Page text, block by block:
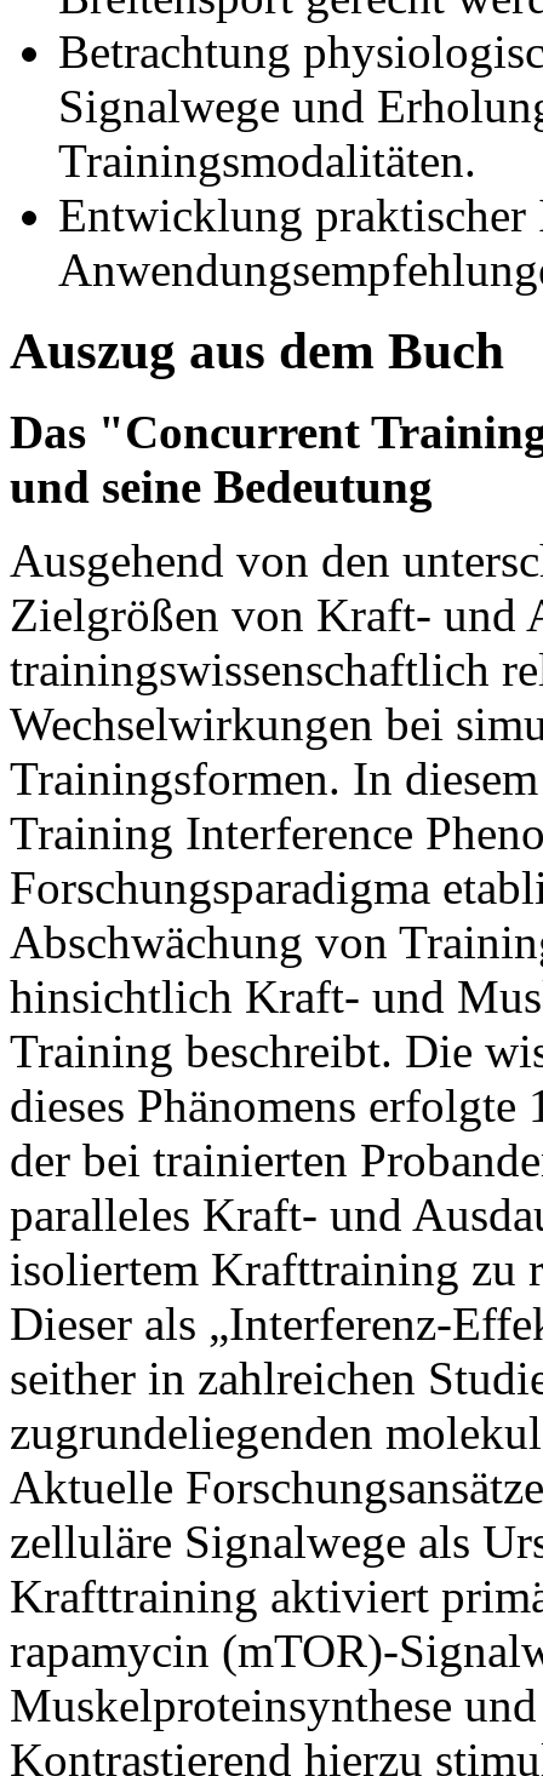
Betrachtung
Signalwege und
Trainingsmodalitäten.
Entwicklung praktischer
Auszug aus dem Buch
Das "Concurrent
und seine Bedeutung
Ausgehend von den
Zielgrößen von Kraft- und
trainingswissenschaftlich
Wechselwirkungen bei
Trainingsformen. In
Training Interference
Forschungsparadigma
Abschwächung von
hinsichtlich Kraft- und
Training beschreibt. Die
dieses Phänomens
der bei trainierten
paralleles Kraft- und
isoliertem Krafttraining zu
Dieser als „Interferenz-
seither in zahlreichen
zugrundeliegenden
Aktuelle
zelluläre Signalwege als
Krafttraining aktiviert
rapamycin (mTOR)-
Muskelproteinsynthese
Kontrastierend hierzu